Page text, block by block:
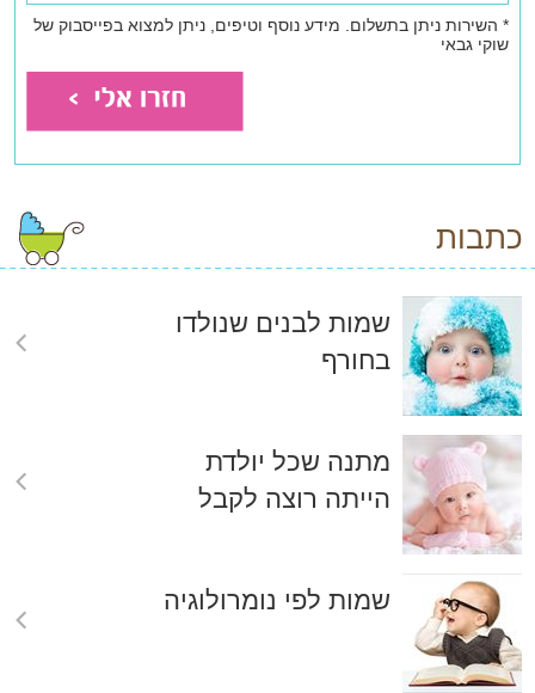
* השירות ניתן בתשלום. מידע נוסף וטיפים, ניתן למצוא בפייסבוק של
שוקי גבאי
כתבות
שמות לבנים שנולדו
בחורף
מתנה שכל יולדת
הייתה רוצה לקבל
שמות לפי נומרולוגיה